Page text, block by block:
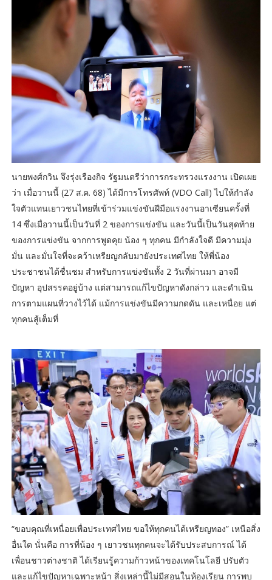
นายพงศ์กวิน จึงรุ่งเรืองกิจ รัฐมนตรีว่าการกระทรวงแรงงาน เปิดเผย
ว่า เมื่อวานนี้ (27 ส.ค. 68) ได้มีการโทรศัพท์ (VDO Call) ไปให้กำลัง
ใจตัวแทนเยาวชนไทยที่เข้าร่วมแข่งขันฝีมือแรงงานอาเซียนครั้งที่
14 ซึ่งเมื่อวานนี้เป็นวันที่ 2 ของการแข่งขัน และวันนี้เป็นวันสุดท้าย
ของการแข่งขัน จากการพูดคุย น้อง ๆ ทุกคน มีกำลังใจดี มีความมุ่ง
มั่น และมั่นใจที่จะคว้าเหรียญกลับมายังประเทศไทย ให้พี่น้อง
ประชาชนได้ชื่นชม สำหรับการแข่งขันทั้ง 2 วันที่ผ่านมา อาจมี
ปัญหา อุปสรรคอยู่บ้าง แต่สามารถแก้ไขปัญหาดังกล่าว และดำเนิน
การตามแผนที่วางไว้ได้ แม้การแข่งขันมีความกดดัน และเหนื่อย แต่
ทุกคนสู้เต็มที่
“ขอบคุณที่เหนื่อยเพื่อประเทศไทย ขอให้ทุกคนได้เหรียญทอง” เหนือสิ่ง
อื่นใด นั่นคือ การที่น้อง ๆ เยาวชนทุกคนจะได้รับประสบการณ์ ได้
เพื่อนชาวต่างชาติ ได้เรียนรู้ความก้าวหน้าของเทคโนโลยี ปรับตัว
และแก้ไขปัญหาเฉพาะหน้า สิ่งเหล่านี้ไม่มีสอนในห้องเรียน การพบ